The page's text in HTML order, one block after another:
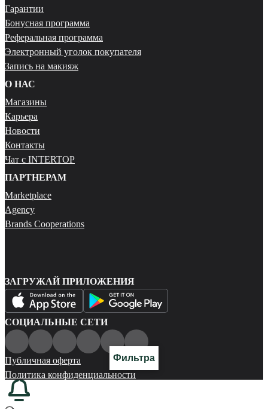
Фильтра
Гарантии
Бонусная программа
Реферальная программа
Электронный уголок покупателя
Запись на макияж
О НАС
Магазины
Карьера
Новости
Контакты
Чат с INTERTOP
ПАРТНЕРАМ
Marketplace
Agency
Brands Cooperations
ЗАГРУЖАЙ ПРИЛОЖЕНИЯ
СОЦИАЛЬНЫЕ СЕТИ
Публичная оферта
Политика конфиденциальности
Карта сайта
© 2026 Все права защищены